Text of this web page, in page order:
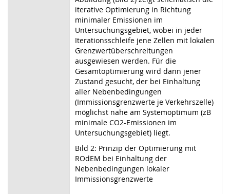
iterative Optimierung in Richtung
minimaler Emissionen im
Untersuchungsgebiet, wobei in jeder
Iterationsschleife jene Zellen mit lokalen
Grenzwertüberschreitungen
ausgewiesen werden. Für die
Gesamtoptimierung wird dann jener
Zustand gesucht, der bei Einhaltung
aller Nebenbedingungen
(Immissionsgrenzwerte je Verkehrszelle)
möglichst nahe am Systemoptimum (zB
minimale CO2-Emissionen im
Untersuchungsgebiet) liegt.
Bild 2: Prinzip der Optimierung mit
ROdEM bei Einhaltung der
Nebenbedingungen lokaler
Immissionsgrenzwerte